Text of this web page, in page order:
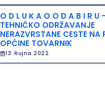
O D L U K A O O D A B I R U
TEHNIČKO ODRŽAVANJE
NERAZVRSTANE CESTE NA
OPĆINE TOVARNIK
13. Rujna 2022.